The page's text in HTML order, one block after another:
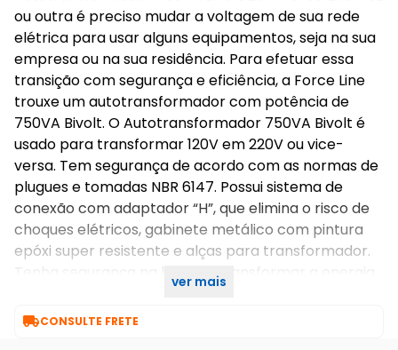
ou outra é preciso mudar a voltagem de sua rede
elétrica para usar alguns equipamentos, seja na sua
empresa ou na sua residência. Para efetuar essa
transição com segurança e eficiência, a Force Line
trouxe um autotransformador com potência de
750VA Bivolt. O Autotransformador 750VA Bivolt é
usado para transformar 120V em 220V ou vice-
versa. Tem segurança de acordo com as normas de
plugues e tomadas NBR 6147. Possui sistema de
conexão com adaptador “H”, que elimina o risco de
choques elétricos, gabinete metálico com pintura
epóxi super resistente e alças para transformador.
Tenha segurança na hora de transformar a energia
ver mais
CONSULTE FRETE